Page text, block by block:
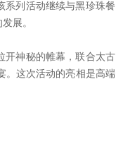
系列活动继续与黑珍珠餐
展。
开神秘的帷幕，联合太古
。这次活动的亮相是高端